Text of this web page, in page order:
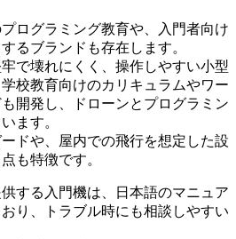
ログラミング教育や、入門者向け
るブランドも存在します。
で壊れにくく、操作しやすい小型
校教育向けのカリキュラムやワー
開発し、ドローンとプログラミン
ます。
ドや、屋内での飛行を想定した設
も特徴です。
する入門機は、日本語のマニュア
り、トラブル時にも相談しやすい